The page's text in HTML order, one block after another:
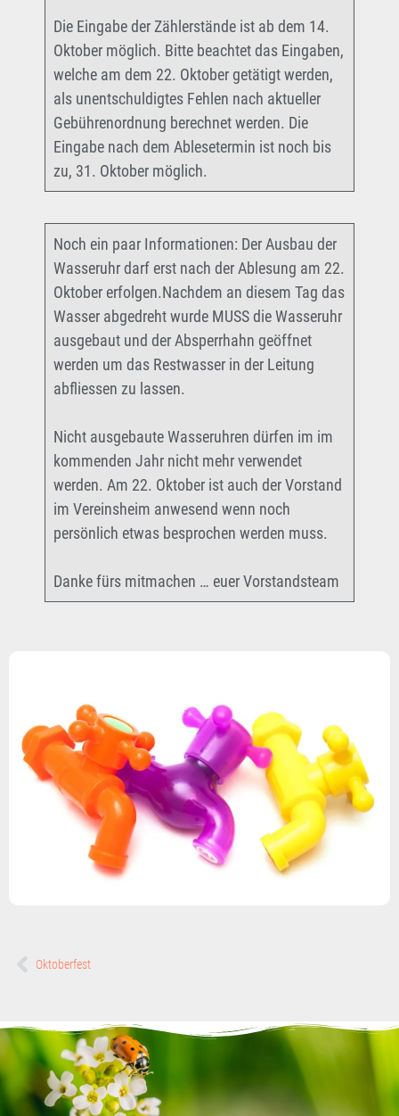
Die Eingabe der Zählerstände ist ab dem 14.
Oktober möglich. Bitte beachtet das Eingaben,
welche am dem 22. Oktober getätigt werden,
als unentschuldigtes Fehlen nach aktueller
Gebührenordnung berechnet werden. Die
Eingabe nach dem Ablesetermin ist noch bis
zu, 31. Oktober möglich.
Noch ein paar Informationen: Der Ausbau der
Wasseruhr darf erst nach der Ablesung am 22.
Oktober erfolgen.Nachdem an diesem Tag das
Wasser abgedreht wurde MUSS die Wasseruhr
ausgebaut und der Absperrhahn geöffnet
werden um das Restwasser in der Leitung
abfliessen zu lassen.
Nicht ausgebaute Wasseruhren dürfen im im
kommenden Jahr nicht mehr verwendet
werden. Am 22. Oktober ist auch der Vorstand
im Vereinsheim anwesend wenn noch
persönlich etwas besprochen werden muss.
Danke fürs mitmachen … euer Vorstandsteam
Oktoberfest